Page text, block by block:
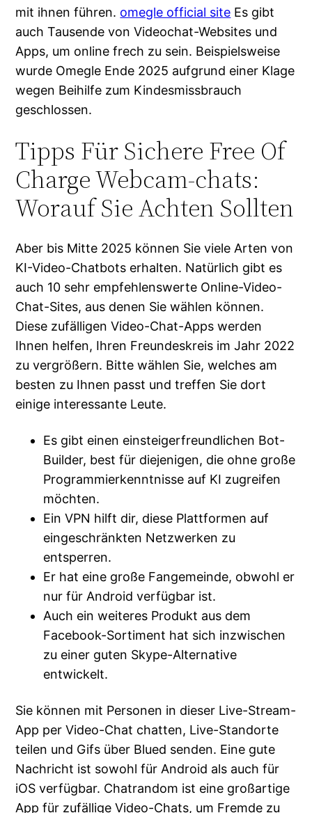
mit ihnen führen. omegle official site Es gibt
auch Tausende von Videochat-Websites und
Apps, um online frech zu sein. Beispielsweise
wurde Omegle Ende 2025 aufgrund einer Klage
wegen Beihilfe zum Kindesmissbrauch
geschlossen.
Tipps Für Sichere Free Of
Charge Webcam-chats:
Worauf Sie Achten Sollten
Aber bis Mitte 2025 können Sie viele Arten von
KI-Video-Chatbots erhalten. Natürlich gibt es
auch 10 sehr empfehlenswerte Online-Video-
Chat-Sites, aus denen Sie wählen können.
Diese zufälligen Video-Chat-Apps werden
Ihnen helfen, Ihren Freundeskreis im Jahr 2022
zu vergrößern. Bitte wählen Sie, welches am
besten zu Ihnen passt und treffen Sie dort
einige interessante Leute.
Es gibt einen einsteigerfreundlichen Bot-
Builder, best für diejenigen, die ohne große
Programmierkenntnisse auf KI zugreifen
möchten.
Ein VPN hilft dir, diese Plattformen auf
eingeschränkten Netzwerken zu
entsperren.
Er hat eine große Fangemeinde, obwohl er
nur für Android verfügbar ist.
Auch ein weiteres Produkt aus dem
Facebook-Sortiment hat sich inzwischen
zu einer guten Skype-Alternative
entwickelt.
Sie können mit Personen in dieser Live-Stream-
App per Video-Chat chatten, Live-Standorte
teilen und Gifs über Blued senden. Eine gute
Nachricht ist sowohl für Android als auch für
iOS verfügbar. Chatrandom ist eine großartige
App für zufällige Video-Chats, um Fremde zu